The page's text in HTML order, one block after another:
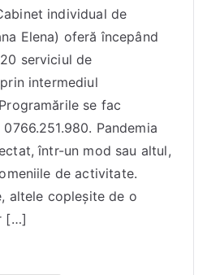
individual de
Elena) oferă începând
serviciul de
intermediul
se fac
Pandemia
într-un mod sau altul,
de activitate.
altele copleșite de o
[…]